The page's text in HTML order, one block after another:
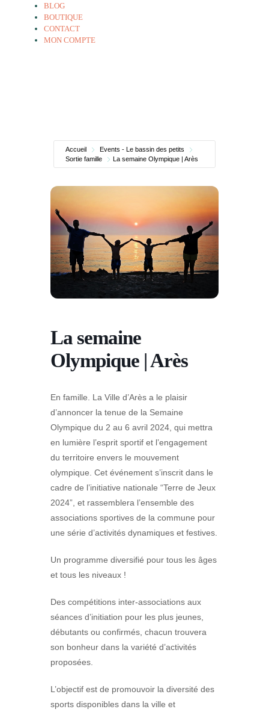
BLOG
BOUTIQUE
CONTACT
MON COMPTE
Accueil
Events - Le bassin des petits
Sortie famille
La semaine Olympique | Arès
La semaine
Olympique | Arès
En famille. La Ville d’Arès a le plaisir
d’annoncer la tenue de la Semaine
Olympique du 2 au 6 avril 2024, qui mettra
en lumière l’esprit sportif et l’engagement
du territoire envers le mouvement
olympique. Cet événement s’inscrit dans le
cadre de l’initiative nationale “Terre de Jeux
2024”, et rassemblera l’ensemble des
associations sportives de la commune pour
une série d’activités dynamiques et festives.
Un programme diversifié pour tous les âges
et tous les niveaux !
Des compétitions inter-associations aux
séances d’initiation pour les plus jeunes,
débutants ou confirmés, chacun trouvera
son bonheur dans la variété d’activités
proposées.
L’objectif est de promouvoir la diversité des
sports disponibles dans la ville et